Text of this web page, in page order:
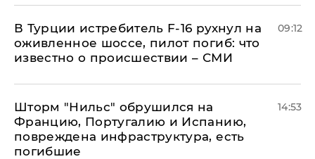
В Турции истребитель F-16 рухнул на
оживленное шоссе, пилот погиб: что
известно о происшествии – СМИ
09:12
Шторм "Нильс" обрушился на
Францию, Португалию и Испанию,
повреждена инфраструктура, есть
погибшие
14:53